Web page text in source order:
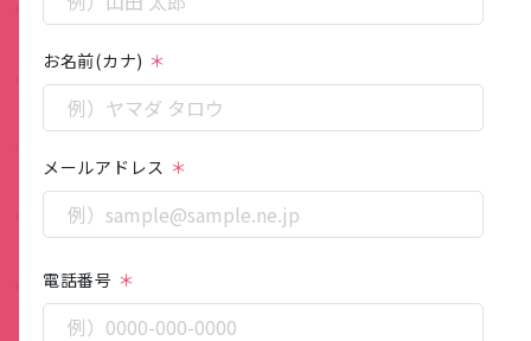
お名前(カナ)
メールアドレス
電話番号